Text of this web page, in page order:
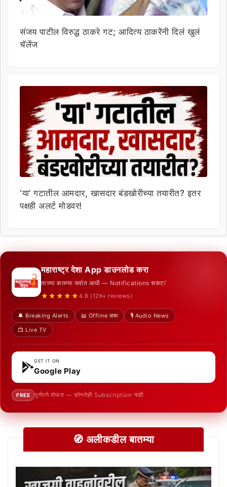
संजय पाटील विरुद्ध ठाकरे गट; आदित्य ठाकरेंनी दिलं खुलं
चॅलेंज
‘या’ गटातील आमदार, खासदार बंडखोरीच्या तयारीत? इतर
पक्षही अलर्ट मोडवर!
महाराष्ट्र देशा App डाउनलोड करा
ताज्या बातम्या सर्वात आधी — Notifications सकट!
★★★★★ 4.8 (12K+ reviews)
🔔 Breaking Alerts 📖 Offline वाचा
🎙️ Audio News
📺 Live TV
GET IT ON
Google Play
FREE पूर्णपणे मोफत — कोणतेही Subscription नाही
🧭 अलीकडील बातम्या